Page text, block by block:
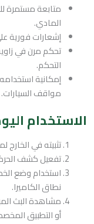
متابعة مستمرة
المادي.
إشعارات فورية
تحكم مرن في
التحكم.
إمكانية
مواقف السيارات.
الاستخدام
تثبيته في الخارج
تفعيل كشف
استخدام وضع
نطاق الكاميرا.
أو التطبيق